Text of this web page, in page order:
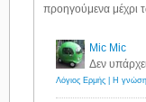
προηγούμενα μέχρι
Mic Mic
Δεν